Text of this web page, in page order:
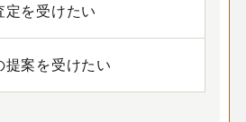
定を受けたい
提案を受けたい